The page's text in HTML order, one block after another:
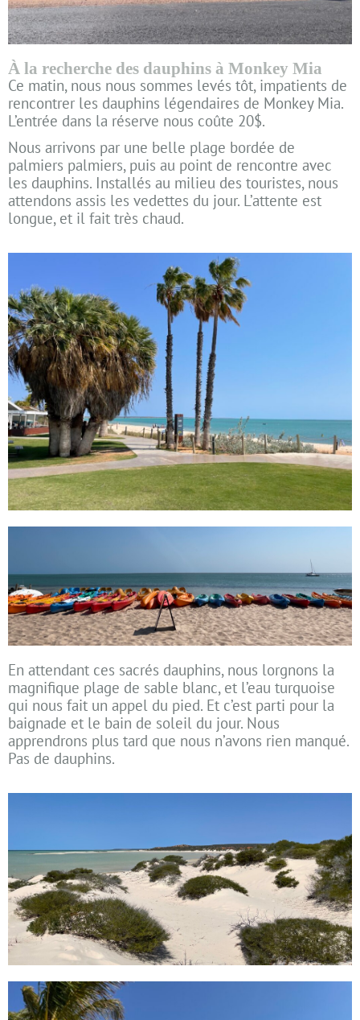
À la recherche des dauphins à Monkey Mia
Ce matin, nous nous sommes levés tôt, impatients de
rencontrer les dauphins légendaires de Monkey Mia.
L’entrée dans la réserve nous coûte 20$.
Nous arrivons par une belle plage bordée de
palmiers palmiers, puis au point de rencontre avec
les dauphins. Installés au milieu des touristes, nous
attendons assis les vedettes du jour. L’attente est
longue, et il fait très chaud.
En attendant ces sacrés dauphins, nous lorgnons la
magnifique plage de sable blanc, et l’eau turquoise
qui nous fait un appel du pied. Et c’est parti pour la
baignade et le bain de soleil du jour. Nous
apprendrons plus tard que nous n’avons rien manqué.
Pas de dauphins.